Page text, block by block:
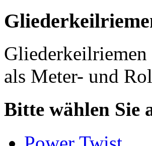
als Meter- und
Bitte wählen Sie